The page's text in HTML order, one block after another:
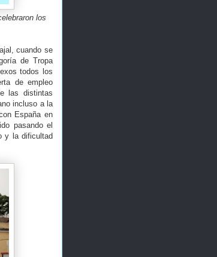
los
cuando se
de Tropa
todos los
de empleo
las distintas
incluso a la
España en
pasando el
y la dificultad